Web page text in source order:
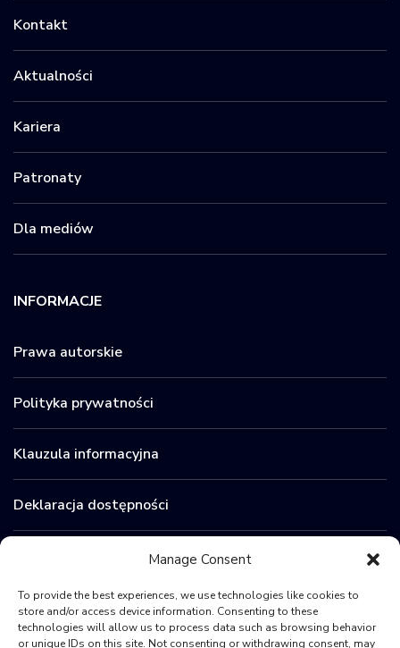
Manage Consent
To provide the best experiences, we use technologies like cookies to
store and/or access device information. Consenting to these
technologies will allow us to process data such as browsing behavior
or unique IDs on this site. Not consenting or withdrawing consent, may
Kontakt
Aktualności
Kariera
Patronaty
Dla mediów
INFORMACJE
Prawa autorskie
Polityka prywatności
Klauzula informacyjna
Deklaracja dostępności
Zamówienia publiczne
BIP